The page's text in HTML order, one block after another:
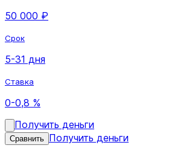
50 000 ₽
Срок
5-31 дня
Ставка
0-0,8 %
Получить деньги
Сравнить Получить деньги